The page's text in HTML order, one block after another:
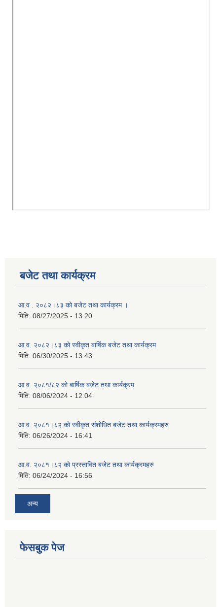
बजेट तथा कार्यक्रम
आ.व . २०८२।८३ को बजेट तथा कार्यक्रम ।
मिति: 08/27/2025 - 13:20
आ.व. २०८२।८३ को स्वीकृत बार्षिक बजेट तथा कार्यक्रम
मिति: 06/30/2025 - 13:43
आ.व. २०८१/८२ को बार्षिक बजेट तथा कार्यक्रम
मिति: 08/06/2024 - 12:04
आ.व. २०८१।८२ को स्वीकृत संशोधित बजेट तथा कार्यक्रमहरु
मिति: 06/26/2024 - 16:41
आ.व. २०८१।८२ को प्रस्तावित बजेट तथा कार्यक्रमहरु
मिति: 06/24/2024 - 16:56
अन्य
फेसबुक पेज